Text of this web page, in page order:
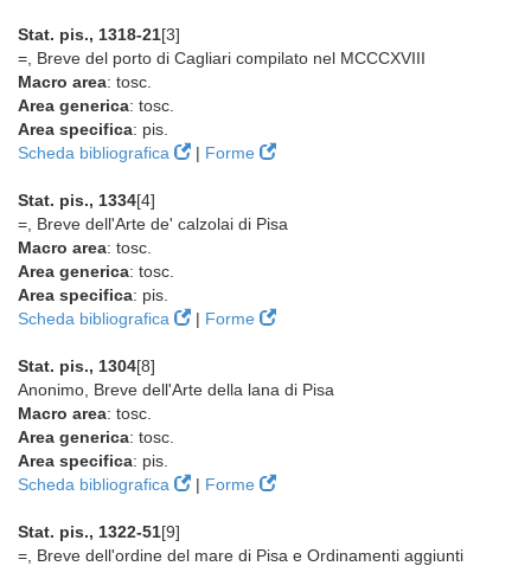
Stat. pis., 1318-21[3]
=, Breve del porto di Cagliari compilato nel MCCCXVIII
Macro area: tosc.
Area generica: tosc.
Area specifica: pis.
Scheda bibliografica
| Forme
Stat. pis., 1334[4]
=, Breve dell'Arte de' calzolai di Pisa
Macro area: tosc.
Area generica: tosc.
Area specifica: pis.
Scheda bibliografica
| Forme
Stat. pis., 1304[8]
Anonimo, Breve dell'Arte della lana di Pisa
Macro area: tosc.
Area generica: tosc.
Area specifica: pis.
Scheda bibliografica
| Forme
Stat. pis., 1322-51[9]
=, Breve dell'ordine del mare di Pisa e Ordinamenti aggiunti